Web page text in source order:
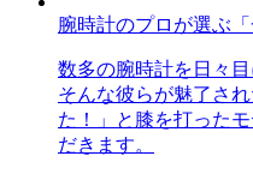
腕時計のプロが選ぶ
数多の腕時計を日々
そんな彼らが魅了さ
た！」と膝を打った
だきます。